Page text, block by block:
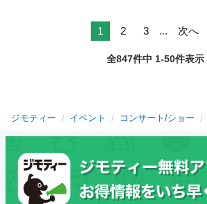
1 2 3 ... 次へ
全847件中 1-50件表示
ジモティー イベント コンサート/ショー